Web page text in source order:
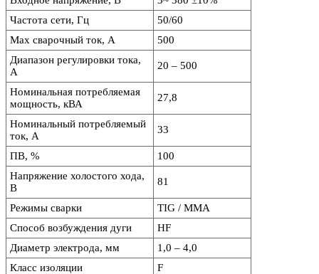
Частота сети, Гц
50/60
Max сварочный ток, А
500
Диапазон регулировки тока,
А
20 – 500
Номинальная потребляемая
мощность, кВА
27,8
Номинальный потребляемый
ток, А
33
ПВ, %
100
Напряжение холостого хода,
В
81
Режимы сварки
TIG / MMA
Способ возбуждения дуги
HF
Диаметр электрода, мм
1,0 – 4,0
Класс изоляции
F